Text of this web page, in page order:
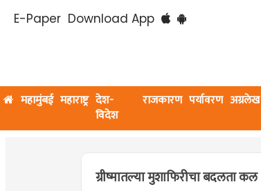
E-Paper Download App
महामुंबई महाराष्ट्र देश-
विदेश
राजकारण पर्यावरण अग्रलेख
ग्रीष्मातल्या मुशाफिरीचा बदलता कल